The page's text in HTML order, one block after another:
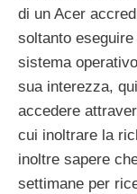
di un Acer
soltanto
sistema
sua interezza,
accedere
cui inoltrare la
inoltre sapere
settimane per